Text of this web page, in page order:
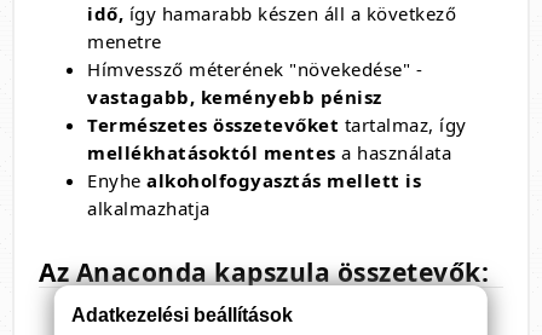
idő, így hamarabb készen áll a következő
menetre
Hímvessző méterének "növekedése" -
vastagabb, keményebb pénisz
Természetes összetevőket tartalmaz, így
mellékhatásoktól mentes a használata
Enyhe alkoholfogyasztás mellett is
alkalmazhatja
Az Anaconda kapszula összetevők:
Maca gyökér kivonat:
Adatkezelési beállítások